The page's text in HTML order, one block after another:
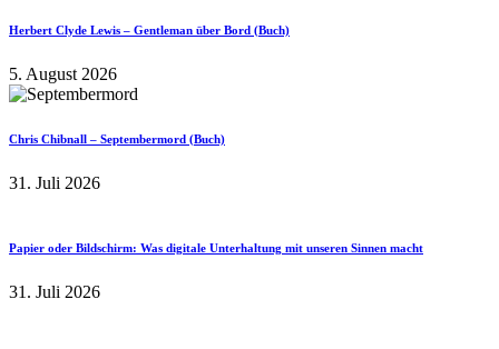
Herbert Clyde Lewis – Gentleman über Bord (Buch)
5. August 2026
Chris Chibnall – Septembermord (Buch)
31. Juli 2026
Papier oder Bildschirm: Was digitale Unterhaltung mit unseren Sinnen macht
31. Juli 2026